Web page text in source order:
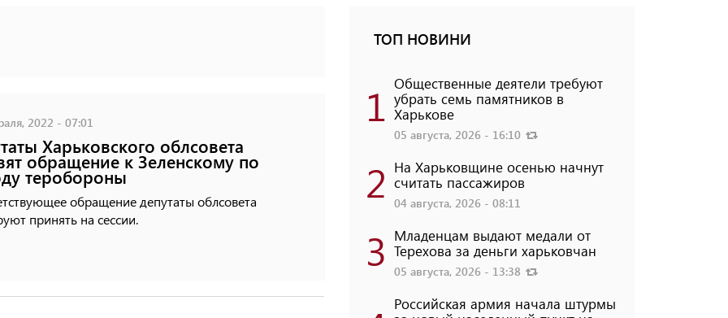
2022 - 07:01
Харьковского облсовета
обращение к Зеленскому по
теробороны
обращение депутаты облсовета
принять на сессии.
ТОП НОВИНИ
1 Общественные деятели требуют
убрать семь памятников в
Харькове
05 августа, 2026 - 16:10
2 На Харьковщине осенью начнут
считать пассажиров
04 августа, 2026 - 08:11
3 Младенцам выдают медали от
Терехова за деньги харьковчан
05 августа, 2026 - 13:38
Российская армия начала штурмы